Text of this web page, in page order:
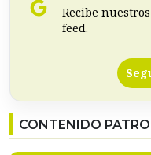
Recibe
feed.
CONTENIDO